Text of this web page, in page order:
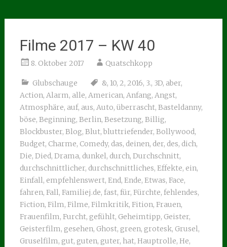
Filme 2017 – KW 40
8. Oktober 2017 Quatschkopp
Glubschauge &, 10, 2, 2016, 3., 3D, aber,
Action, Alarm, alle, American, Anfang, Angst,
Atmosphäre, auf, aus, Auto, überrascht, Basteldanny,
böse, Beginning, Berlin, Besetzung, Billig,
Blockbuster, Blog, Blut, bluttriefender, Bollywood,
Budget, Charme, Comedy, das, deinen, der, des, dich,
Die, Died, Drama, dunkel, durch, Durchschnitt,
durchschnittlicher, durchschnittliches, Effekte, ein,
Einfall, empfehlenswert, End, Ende, Etwas, Face,
fahren, Fall, Familiej.de, fast, für, Fürchte, fehlendes,
Fiction, Film, Filme, Filmkritik, Fition, Frauen,
Frauenfilm, Furcht, gefühlt, Geheimtipp, Geister,
Geisterfilm, gesehen, Ghost, green, grotesk, Grusel,
Gruselfilm, gut, guten, guter, hat, Hauptrolle, He,